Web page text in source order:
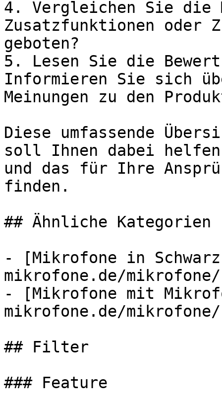
4. Vergleichen Sie die
Zusatzfunktionen oder
geboten?
5. Lesen Sie die
Informieren Sie sich
Meinungen zu den
Diese umfassende
soll Ihnen dabei
und das für Ihre
finden.
## Ähnliche Kategorien
- [Mikrofone in
mikrofone.de/
- [Mikrofone mit
mikrofone.de/
## Filter
### Feature